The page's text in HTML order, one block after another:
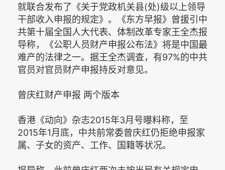
就联合发布了《关于党政机关县(处)级以上领导
干部收入申报的规定》。《东方早报》曾援引中
共第十届全国人大代表、体制改革专家王全杰报
导称，《公职人员财产申报公布法》将是中国最
难产的法律之一。据王全杰调查，有97%的中共
官员对官员财产申报持反对意见。
曾庆红财产申报 两个版本
香港《动向》杂志2015年3月号曝料称，至
2015年1月底，中共前常委曾庆红仍拒绝申报家
属、子女的资产、工作、国籍等状况。